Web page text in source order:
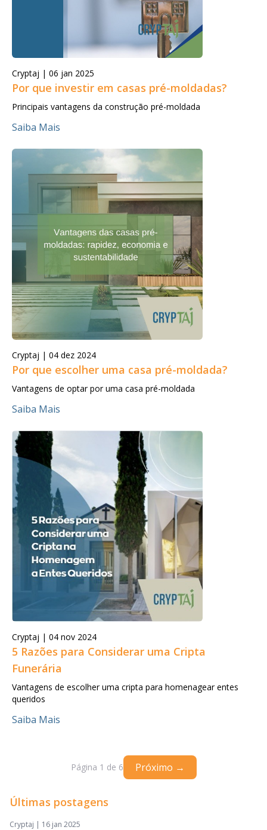
Cryptaj | 06 jan 2025
Por que investir em casas pré-moldadas?
Principais vantagens da construção pré-moldada
Saiba Mais
Cryptaj | 04 dez 2024
Por que escolher uma casa pré-moldada?
Vantagens de optar por uma casa pré-moldada
Saiba Mais
Cryptaj | 04 nov 2024
5 Razões para Considerar uma Cripta
Funerária
Vantagens de escolher uma cripta para homenagear entes
queridos
Saiba Mais
Página 1 de 6 Próximo →
Últimas postagens
Cryptaj | 16 jan 2025